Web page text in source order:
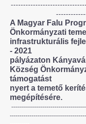
A Magyar Falu
Önkormányzati
infrastrukturális
- 2021
pályázaton
Község
támogatást
nyert a temető
megépítésére.